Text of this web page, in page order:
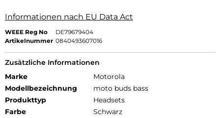
Informationen nach EU Data Act
WEEE Reg No
DE79679404
Artikelnummer 0840493607016
Zusätzliche Informationen
Marke
Motorola
Modellbezeichnung
moto buds bass
Produkttyp
Headsets
Farbe
Schwarz